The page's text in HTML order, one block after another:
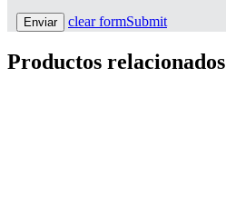
clear formSubmit
Productos relacionados